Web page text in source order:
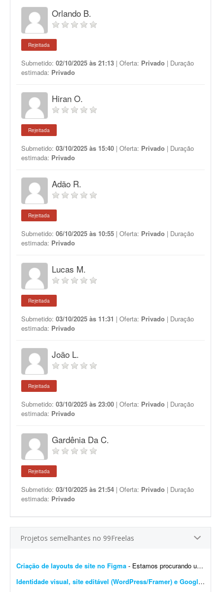
Orlando B.
Rejeitada
Submetido: 02/10/2025 às 21:13 | Oferta: Privado | Duração
estimada: Privado
Hiran O.
Rejeitada
Submetido: 03/10/2025 às 15:40 | Oferta: Privado | Duração
estimada: Privado
Adão R.
Rejeitada
Submetido: 06/10/2025 às 10:55 | Oferta: Privado | Duração
estimada: Privado
Lucas M.
Rejeitada
Submetido: 03/10/2025 às 11:31 | Oferta: Privado | Duração
estimada: Privado
João L.
Rejeitada
Submetido: 03/10/2025 às 23:00 | Oferta: Privado | Duração
estimada: Privado
Gardênia Da C.
Rejeitada
Submetido: 03/10/2025 às 21:54 | Oferta: Privado | Duração
estimada: Privado
Projetos semelhantes no 99Freelas
Criação de layouts de site no Figma - Estamos procurando um designer com experiência em UI/UX para desenvolver os layouts de um site no Figma. O projeto contempla a criação do layout da página inicial e de p...
Identidade visual, site editável (WordPress/Framer) e Google Workspace